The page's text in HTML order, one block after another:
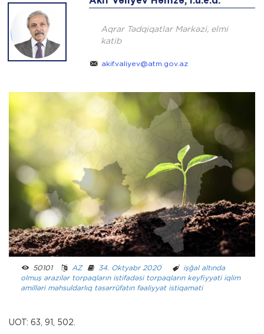
Aqrar Tədqiqatlar Mərkəzi, elmi
katib
akif.valiyev@atm.gov.az
50101 ­ ­ AZ­ ­ 34. Oktyabr 2020
işğal altında
olmuş ərazilər torpaqların istifadəsi torpaqların keyfiyyəti iqlim
amilləri məhsuldarlıq təsərrüfatın fəaliyyət istiqaməti
UOT: 63, 91, 502.